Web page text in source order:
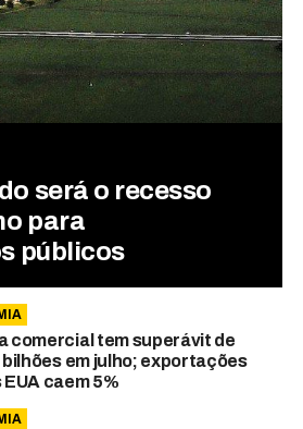
será o recesso
para
públicos
comercial tem superávit de
bilhões em julho; exportações
EUA caem 5%